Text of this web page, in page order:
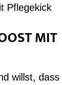
MIT
willst, dass